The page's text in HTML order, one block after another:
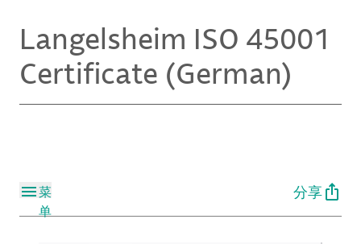
Langelsheim ISO 45001
Certificate (German)
菜
单
分享